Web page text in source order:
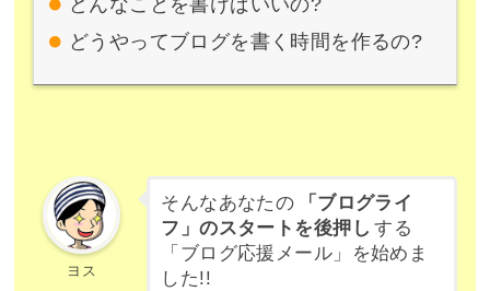
どうやってブログを書く時間を作るの?
ヨス
そんなあなたの
「ブログライ
フ」のスタートを後押し する
「ブログ応援メール」を始めま
した!!